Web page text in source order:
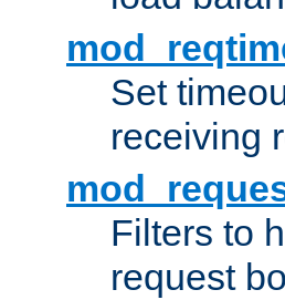
Set
receiving
Filters to
request